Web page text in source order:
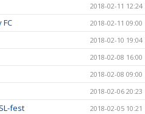
2018-02-11 12:24
2018-02-11 09:00
2018-02-10 19:04
2018-02-08 16:00
2018-02-08 09:00
2018-02-06 20:23
fest 2018-02-05 10:21